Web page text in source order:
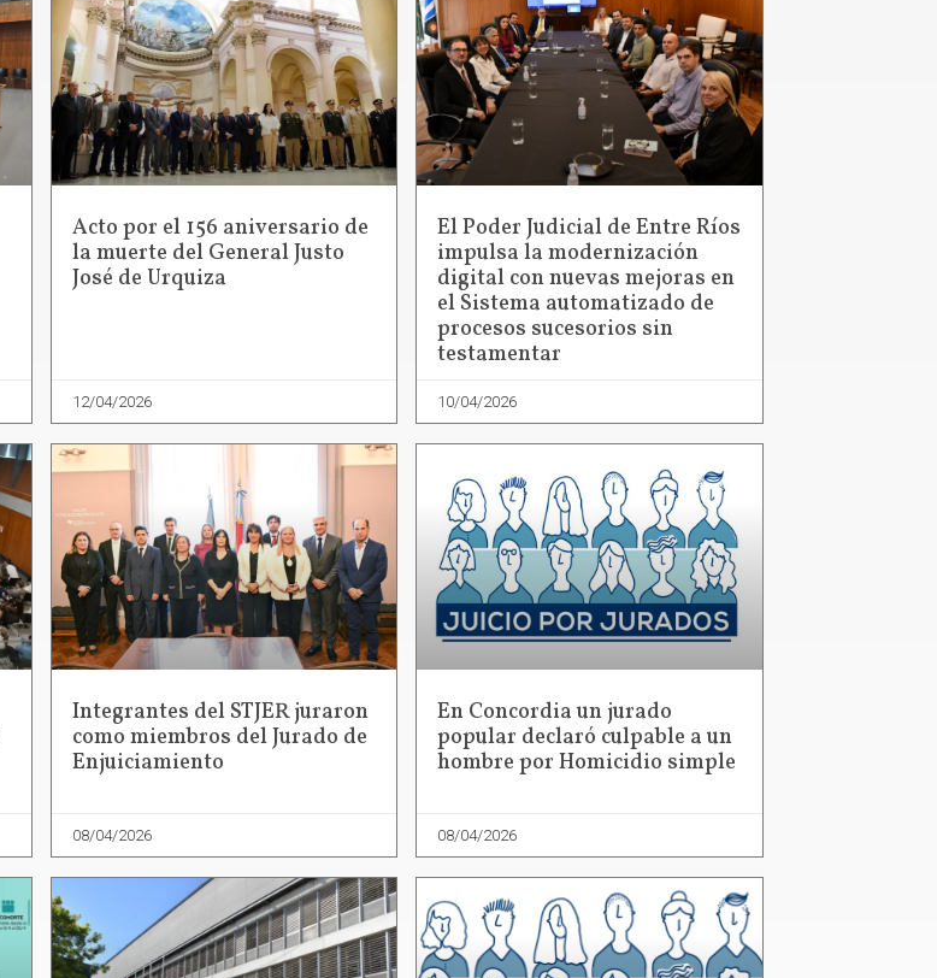
Acto por el 156 aniversario de
la muerte del General Justo
José de Urquiza
12/04/2026
El Poder Judicial de Entre Ríos
impulsa la modernización
digital con nuevas mejoras en
el Sistema automatizado de
procesos sucesorios sin
testamentar
10/04/2026
Integrantes del STJER juraron
como miembros del Jurado de
Enjuiciamiento
08/04/2026
En Concordia un jurado
popular declaró culpable a un
hombre por Homicidio simple
08/04/2026